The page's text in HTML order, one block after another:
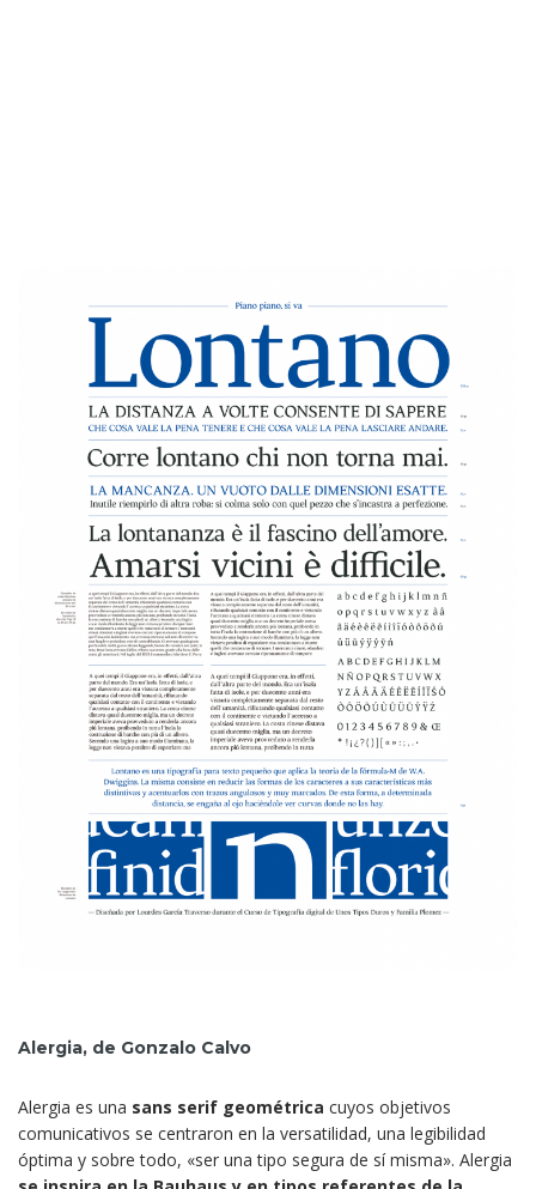
Alergia, de Gonzalo Calvo
Alergia es una sans serif geométrica cuyos objetivos
comunicativos se centraron en la versatilidad, una legibilidad
óptima y sobre todo, «ser una tipo segura de sí misma». Alergia